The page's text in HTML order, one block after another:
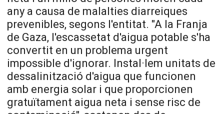
any a causa de malalties diarreiques
prevenibles, segons l'entitat. "A la Franja
de Gaza, l'escassetat d'aigua potable s'ha
convertit en un problema urgent
impossible d'ignorar. Instal·lem unitats de
dessalinització d'aigua que funcionen
amb energia solar i que proporcionen
gratuïtament aigua neta i sense risc de